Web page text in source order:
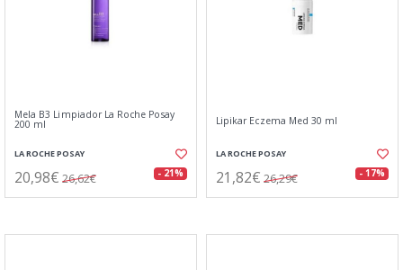
Mela B3 Limpiador La Roche Posay
200 ml
LA ROCHE POSAY
20,98€ 26,62€ - 21%
Lipikar Eczema Med 30 ml
LA ROCHE POSAY
21,82€ 26,29€ - 17%